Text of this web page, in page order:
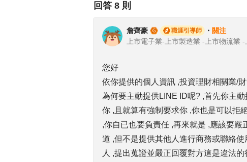
回答 8 則
詹齊豪 職涯引導師 ・ 關注
您好
依你提供的個人資訊 ,投資理財相關業/
為何要主動提供LINE ID呢? ,首先你主
你 ,且就算有強制要求你 ,你也是可以拒
,你自已也要負責任 ,再來就是 ,應該要
道 ,但不是提供其他人進行商務或聯絡
人 ,提出蒐證並嚴正回覆對方這是違法